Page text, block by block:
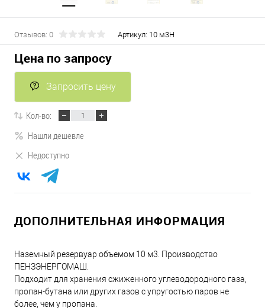
Отзывов: 0 Артикул: 10 м3Н
Цена по запросу
Запросить цену
Кол-во:
Нашли дешевле
Недоступно
ДОПОЛНИТЕЛЬНАЯ ИНФОРМАЦИЯ
Наземный резервуар объемом 10 м3. Производство
ПЕНЗЭНЕРГОМАШ.
Подходит для хранения сжиженного углеводородного газа,
пропан-бутана или других газов с упругостью паров не
более, чем у пропана.